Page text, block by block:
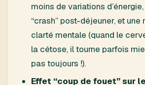
moins de variations
“crash” post-déjeuner, et une
clarté mentale (quand le
la cétose, il tourne parfois
pas toujours !).
Effet “coup de fouet” sur le